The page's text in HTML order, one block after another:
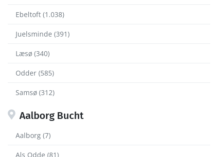
Ebeltoft (1.038)
Juelsminde (391)
Læsø (340)
Odder (585)
Samsø (312)
Aalborg Bucht
Aalborg (7)
Als Odde (81)